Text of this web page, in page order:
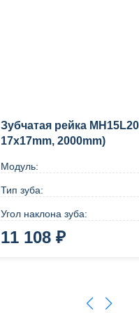
Зубчатая рейка
17x17mm, 2000mm)
Модуль:
Тип зуба:
Угол наклона зуба:
11 108 ₽